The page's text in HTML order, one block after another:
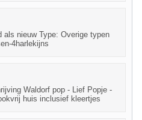
als nieuw Type: Overige typen
4harlekijns
Waldorf pop - Lief Popje -
huis inclusief kleertjes